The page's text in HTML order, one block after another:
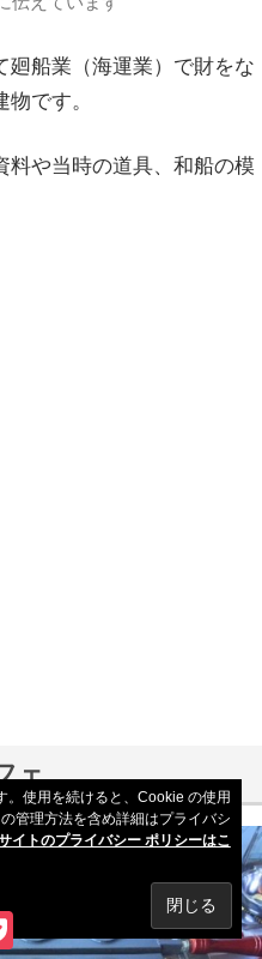
廻船業（海運業）で財をな
です。
料や当時の道具、和船の模
ェ
。使用を続けると、Cookie の使用
管理方法を含め詳細はプライバシ
イトのプライバシー ポリシーはこ